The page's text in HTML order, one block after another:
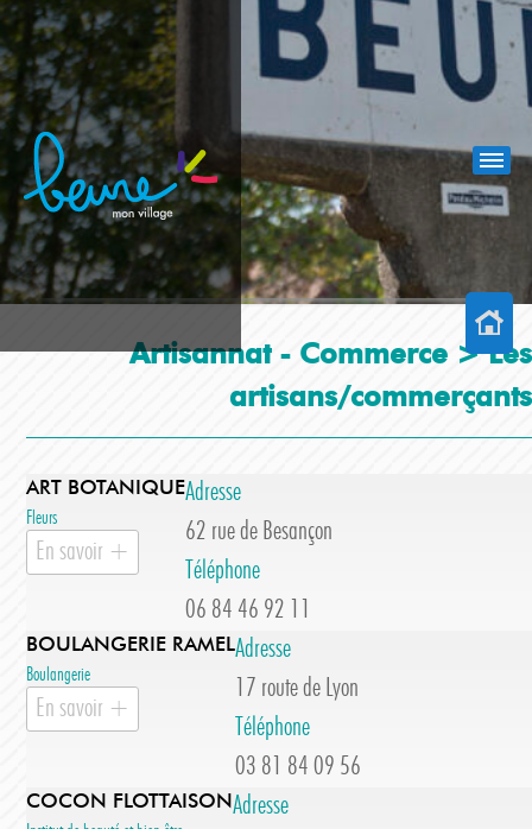
Artisannat - Commerce >Les
artisans/commerçants
ART BOTANIQUE
Fleurs
En savoir +
Adresse
62 rue de Besançon
Téléphone
06 84 46 92 11
BOULANGERIE RAMEL
Boulangerie
En savoir +
Adresse
17 route de Lyon
Téléphone
03 81 84 09 56
COCON FLOTTAISONAdresse